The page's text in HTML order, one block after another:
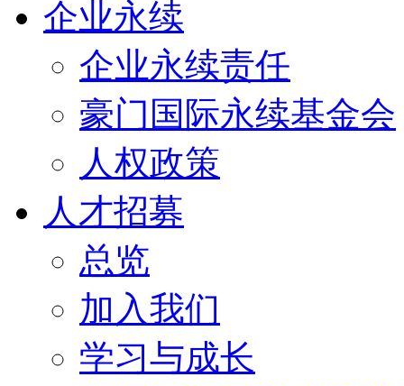
企业永续
企业永续责任
豪门国际永续基金会
人权政策
人才招募
总览
加入我们
学习与成长